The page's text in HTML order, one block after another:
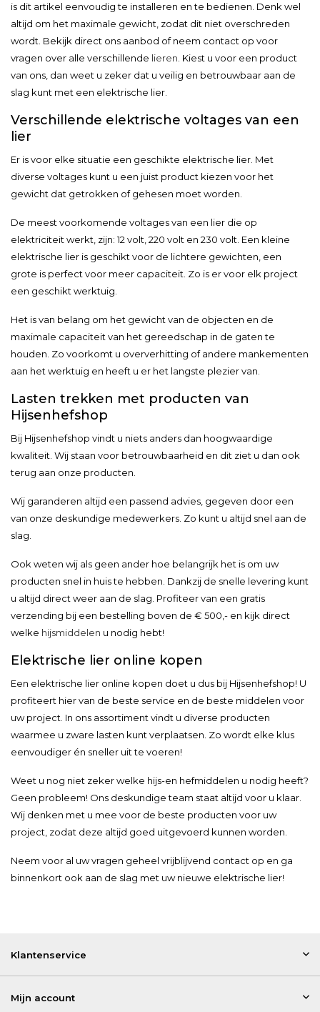
is dit artikel eenvoudig te installeren en te bedienen. Denk wel
altijd om het maximale gewicht, zodat dit niet overschreden
wordt. Bekijk direct ons aanbod of neem contact op voor
vragen over alle verschillende lieren . Kiest u voor een product
van ons, dan weet u zeker dat u veilig en betrouwbaar aan de
slag kunt met een elektrische lier.
Verschillende elektrische voltages van een
lier
Er is voor elke situatie een geschikte elektrische lier. Met
diverse voltages kunt u een juist product kiezen voor het
gewicht dat getrokken of gehesen moet worden.
De meest voorkomende voltages van een lier die op
elektriciteit werkt, zijn: 12 volt, 220 volt en 230 volt. Een kleine
elektrische lier is geschikt voor de lichtere gewichten, een
grote is perfect voor meer capaciteit. Zo is er voor elk project
een geschikt werktuig.
Het is van belang om het gewicht van de objecten en de
maximale capaciteit van het gereedschap in de gaten te
houden. Zo voorkomt u oververhitting of andere mankementen
aan het werktuig en heeft u er het langste plezier van.
Lasten trekken met producten van
Hijsenhefshop
Bij Hijsenhefshop vindt u niets anders dan hoogwaardige
kwaliteit. Wij staan voor betrouwbaarheid en dit ziet u dan ook
terug aan onze producten.
Wij garanderen altijd een passend advies, gegeven door een
van onze deskundige medewerkers. Zo kunt u altijd snel aan de
slag.
Ook weten wij als geen ander hoe belangrijk het is om uw
producten snel in huis te hebben. Dankzij de snelle levering kunt
u altijd direct weer aan de slag. Profiteer van een gratis
verzending bij een bestelling boven de € 500,- en kijk direct
welke hijsmiddelen u nodig hebt!
Elektrische lier online kopen
Een elektrische lier online kopen doet u dus bij Hijsenhefshop! U
profiteert hier van de beste service en de beste middelen voor
uw project. In ons assortiment vindt u diverse producten
waarmee u zware lasten kunt verplaatsen. Zo wordt elke klus
eenvoudiger én sneller uit te voeren!
Weet u nog niet zeker welke hijs-en hefmiddelen u nodig heeft?
Geen probleem! Ons deskundige team staat altijd voor u klaar.
Wij denken met u mee voor de beste producten voor uw
project, zodat deze altijd goed uitgevoerd kunnen worden.
Neem voor al uw vragen geheel vrijblijvend contact op en ga
binnenkort ook aan de slag met uw nieuwe elektrische lier!
Klantenservice
Mijn account